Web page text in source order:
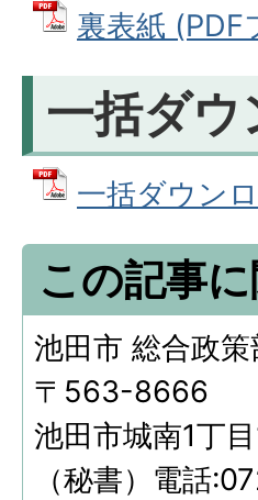
裏表紙 (PDF
一括ダウ
一括ダウン
この記事
池田市 総合政
〒563-8666
池田市城南1丁
（秘書）電話